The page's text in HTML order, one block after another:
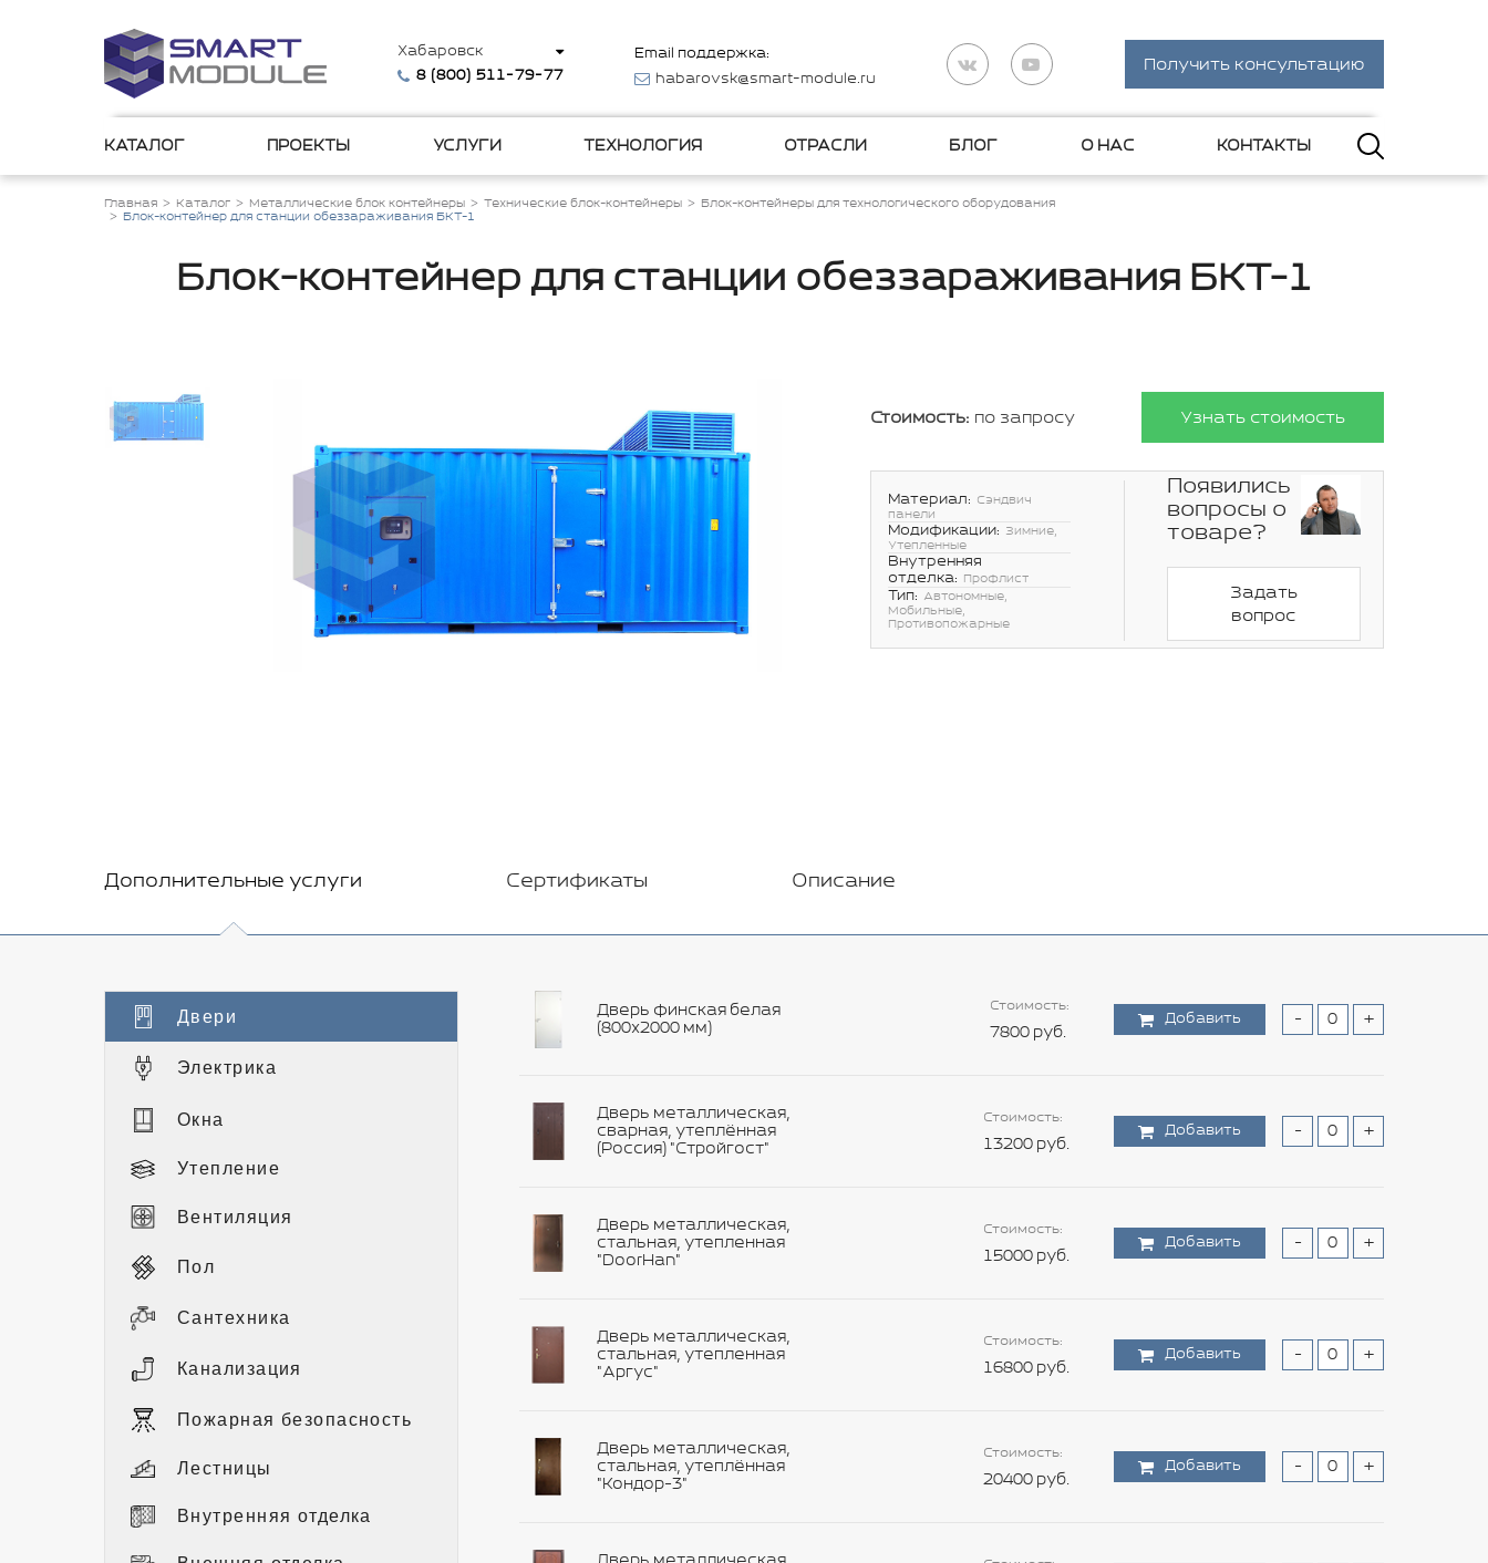
Хабаровск
8 (800) 511-79-77
Email поддержка:
habarovsk@smart-module.ru
Получить консультацию
КАТАЛОГ ПРОЕКТЫ УСЛУГИ ТЕХНОЛОГИЯ ОТРАСЛИ БЛОГ О НАС КОНТАКТЫ
Главная Каталог Металлические блок контейнеры Технические блок-контейнеры
Блок-контейнеры для технологического оборудования
Блок-контейнер для станции обеззараживания БКТ-1
Блок-контейнер для станции обеззараживания БКТ-1
Стоимость: по запросу Узнать стоимость
Материал: Сэндвич
панели
Модификации: Зимние,
Утепленные
Внутренняя
отделка: Профлист
Тип: Автономные,
Мобильные,
Противопожарные
Появились
вопросы о
товаре?
Задать
вопрос
Дополнительные услуги Сертификаты Описание
Двери
Электрика
Окна
Утепление
Вентиляция
Пол
Сантехника
Канализация
Пожарная безопасность
Лестницы
Внутренняя отделка
Дверь финская белая
(800х2000 мм)
Стоимость:
7800 руб.
Добавить - +
Дверь металлическая,
сварная, утеплённая
(Россия) "Стройгост"
Стоимость:
13200 руб.
Добавить - +
Дверь металлическая,
стальная, утепленная
"DoorHan"
Стоимость:
15000 руб.
Добавить - +
Дверь металлическая,
стальная, утепленная
"Аргус"
Стоимость:
16800 руб.
Добавить - +
Дверь металлическая,
стальная, утеплённая
"Кондор-3"
Стоимость:
20400 руб.
Добавить - +